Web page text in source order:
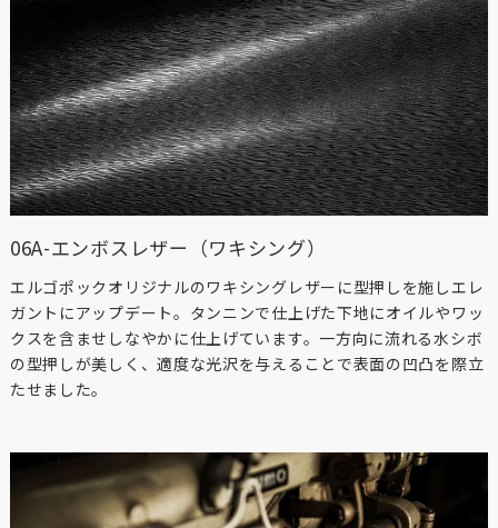
06A-エンボスレザー（ワキシング）
エルゴポックオリジナルのワキシングレザーに型押しを施しエレ
ガントにアップデート。タンニンで仕上げた下地にオイルやワッ
クスを含ませしなやかに仕上げています。一方向に流れる水シボ
の型押しが美しく、適度な光沢を与えることで表面の凹凸を際立
たせました。